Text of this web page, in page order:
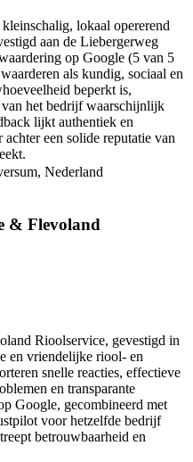
lokaal opererend
aan de Liebergerweg
op Google (5 van 5
als kundig, sociaal en
beperkt is,
het bedrijf waarschijnlijk
lijkt authentiek en
een solide reputatie van
Nederland
& Flevoland
Rioolservice, gevestigd in
en vriendelijke riool- en
snelle reacties, effectieve
en transparante
Google, gecombineerd met
voor hetzelfde bedrijf
betrouwbaarheid en